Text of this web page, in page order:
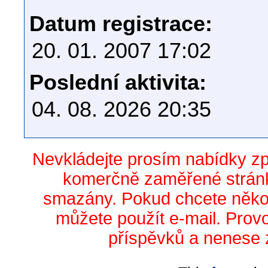
Datum registrace:
20. 01. 2007 17:02
Poslední aktivita:
04. 08. 2026 20:35
Nevkládejte prosím nabídky
komerčně zaměřené
smazány. Pokud chcete
můžete použít e-mail.
příspěvků a nenese